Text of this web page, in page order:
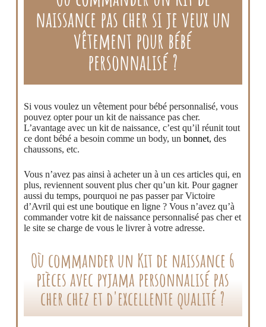
naissance pas cher si je veux un
vêtement pour bébé
personnalisé ?
Si vous voulez un vêtement pour bébé personnalisé, vous
pouvez opter pour un kit de naissance pas cher.
L’avantage avec un kit de naissance, c’est qu’il réunit tout
ce dont bébé a besoin comme un body, un bonnet, des
chaussons, etc.
Vous n’avez pas ainsi à acheter un à un ces articles qui, en
plus, reviennent souvent plus cher qu’un kit. Pour gagner
aussi du temps, pourquoi ne pas passer par Victoire
d’Avril qui est une boutique en ligne ? Vous n’avez qu’à
commander votre kit de naissance personnalisé pas cher et
le site se charge de vous le livrer à votre adresse.
Où commander un Kit de naissance 6
pièces avec pyjama personnalisé pas
cher chez et d'excellente qualité ?